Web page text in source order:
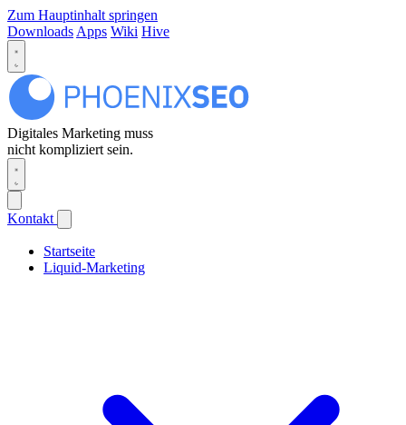
Zum Hauptinhalt springen
Downloads Apps Wiki Hive
Digitales Marketing muss
nicht kompliziert sein.
Kontakt
Startseite
Liquid-Marketing